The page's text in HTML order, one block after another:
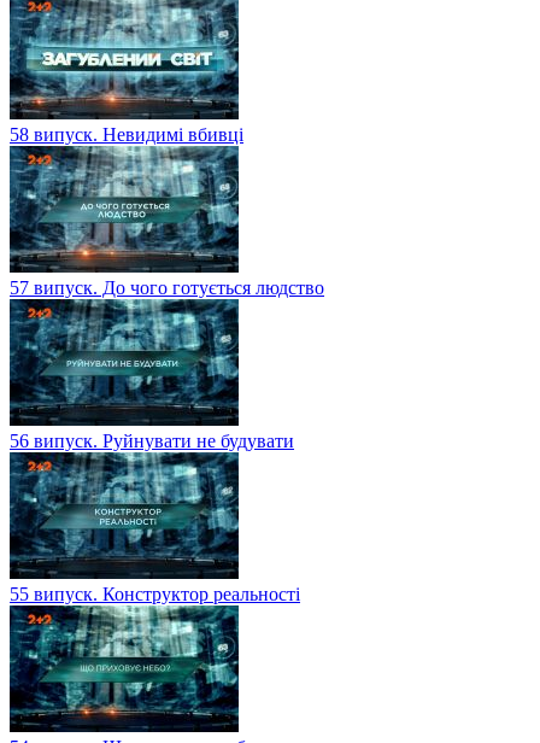
58 випуск. Невидимі вбивці
57 випуск. До чого готується людство
56 випуск. Руйнувати не будувати
55 випуск. Конструктор реальності